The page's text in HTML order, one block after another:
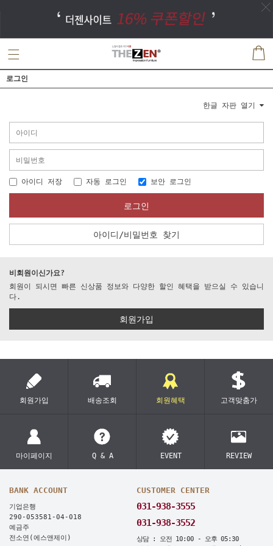
로그인
한글 자판 열기
아이디 저장 자동 로그인 보안 로그인
로그인
아이디/비밀번호 찾기
비회원이신가요?
회원이 되시면 빠른 신상품 정보와 다양한 할인 혜택을 받으실 수 있습니
다.
회원가입
회원가입 배송조회 회원혜택 고객맞춤가
마이페이지 Q & A EVENT REVIEW
BANK ACCOUNT
기업은행
290-053581-04-018
예금주
전소연(에스앤제이)
CUSTOMER CENTER
031-938-3555
031-938-3552
상담 : 오전 10:00 - 오후 05:30